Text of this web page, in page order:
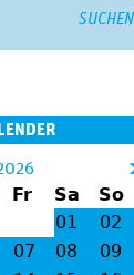
Fr Sa
So
01
02
07 08
09